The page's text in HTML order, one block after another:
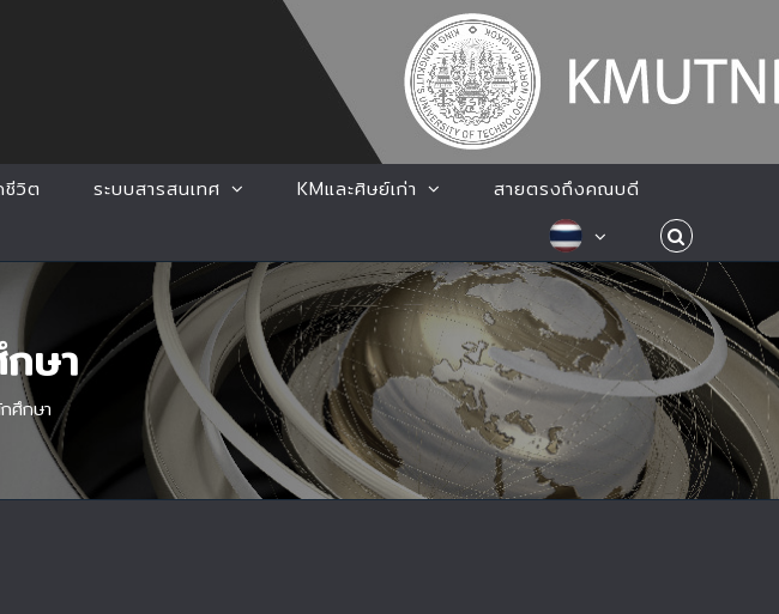
วิต ระบบสารสนเทศ KMและศิษย์เก่า สายตรงถึงคณบดี
ษา
ศึกษา